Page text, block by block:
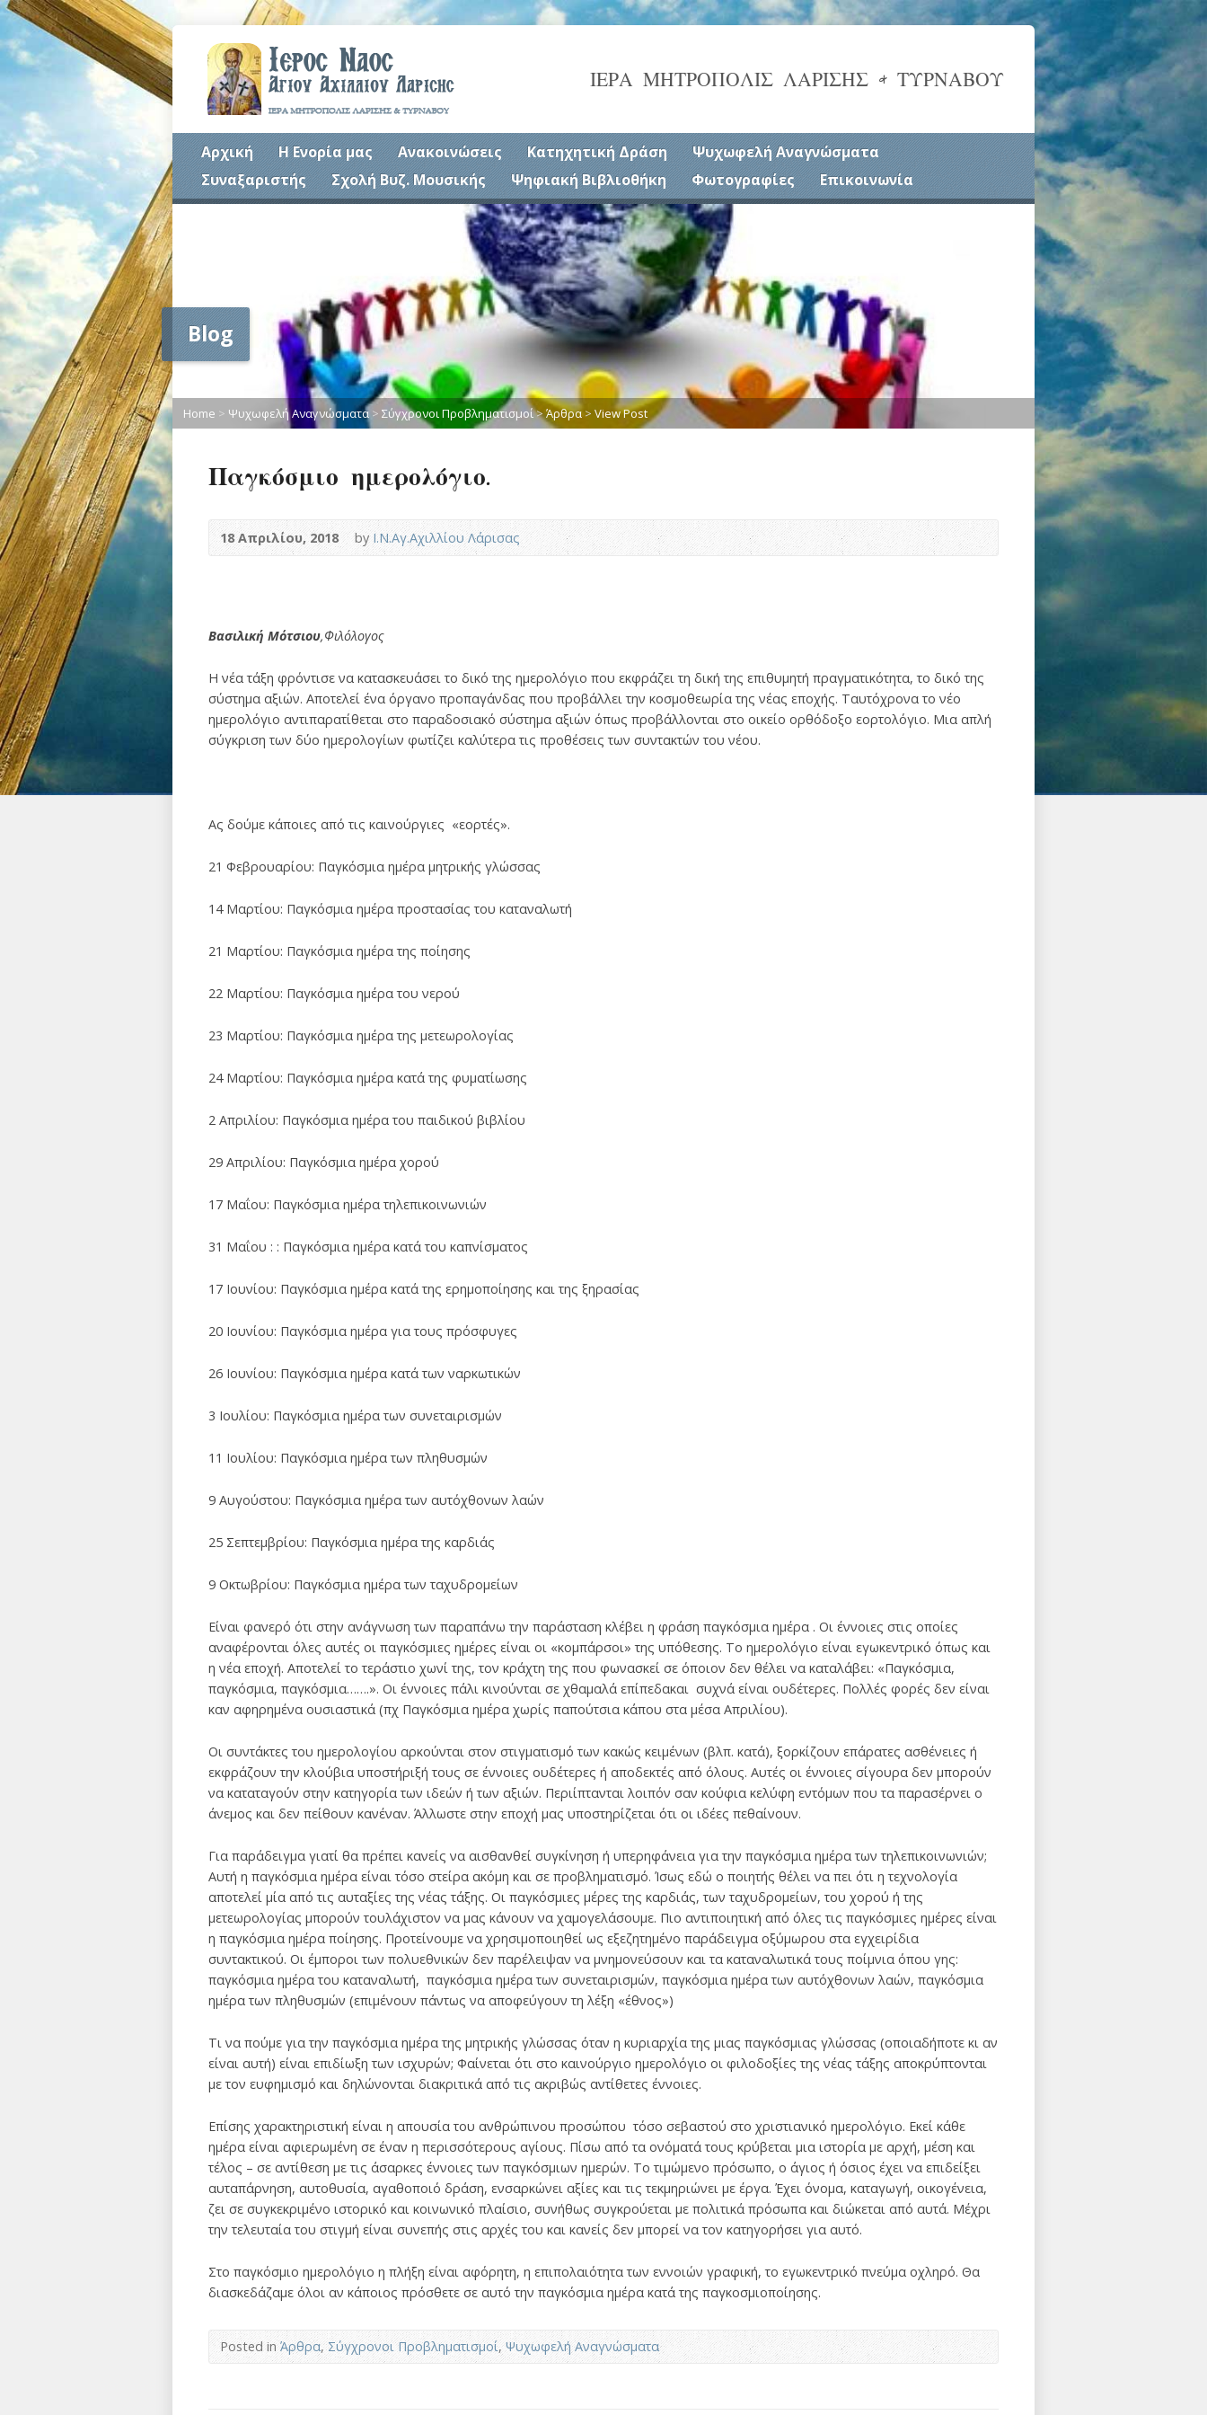
ΙΕΡΑ ΜΗΤΡΟΠΟΛΙΣ ΛΑΡΙΣΗΣ & ΤΥΡΝΑΒΟΥ
Αρχική Η Ενορία μας Ανακοινώσεις Κατηχητική Δράση
Ψυχωφελή Αναγνώσματα
Συναξαριστής
Σχολή Βυζ. Μουσικής Ψηφιακή Βιβλιοθήκη Φωτογραφίες Επικοινωνία
Blog
Home > Ψυχωφελή Αναγνώσματα > Σύγχρονοι Προβληματισμοί>Άρθρα > View Post
Παγκόσμιο ημερολόγιο.
18 Απριλίου, 2018 by Ι.Ν.Αγ.Αχιλλίου Λάρισας
Βασιλική Μότσιου,Φιλόλογος
Η νέα τάξη φρόντισε να κατασκευάσει το δικό της ημερολόγιο που εκφράζει τη δική της επιθυμητή πραγματικότητα, το δικό της
σύστημα αξιών. Αποτελεί ένα όργανο προπαγάνδας που προβάλλει την κοσμοθεωρία της νέας εποχής. Ταυτόχρονα το νέο
ημερολόγιο αντιπαρατίθεται στο παραδοσιακό σύστημα αξιών όπως προβάλλονται στο οικείο ορθόδοξο εορτολόγιο. Μια απλή
σύγκριση των δύο ημερολογίων φωτίζει καλύτερα τις προθέσεις των συντακτών του νέου.
Ας δούμε κάποιες από τις καινούργιες «εορτές».
21 Φεβρουαρίου: Παγκόσμια ημέρα μητρικής γλώσσας
14 Μαρτίου: Παγκόσμια ημέρα προστασίας του καταναλωτή
21 Μαρτίου: Παγκόσμια ημέρα της ποίησης
22 Μαρτίου: Παγκόσμια ημέρα του νερού
23 Μαρτίου: Παγκόσμια ημέρα της μετεωρολογίας
24 Μαρτίου: Παγκόσμια ημέρα κατά της φυματίωσης
2 Απριλίου: Παγκόσμια ημέρα του παιδικού βιβλίου
29 Απριλίου: Παγκόσμια ημέρα χορού
17 Μαΐου: Παγκόσμια ημέρα τηλεπικοινωνιών
31 Μαΐου : : Παγκόσμια ημέρα κατά του καπνίσματος
17 Ιουνίου: Παγκόσμια ημέρα κατά της ερημοποίησης και της ξηρασίας
20 Ιουνίου: Παγκόσμια ημέρα για τους πρόσφυγες
26 Ιουνίου: Παγκόσμια ημέρα κατά των ναρκωτικών
3 Ιουλίου: Παγκόσμια ημέρα των συνεταιρισμών
11 Ιουλίου: Παγκόσμια ημέρα των πληθυσμών
9 Αυγούστου: Παγκόσμια ημέρα των αυτόχθονων λαών
25 Σεπτεμβρίου: Παγκόσμια ημέρα της καρδιάς
9 Οκτωβρίου: Παγκόσμια ημέρα των ταχυδρομείων
Είναι φανερό ότι στην ανάγνωση των παραπάνω την παράσταση κλέβει η φράση παγκόσμια ημέρα . Οι έννοιες στις οποίες
αναφέρονται όλες αυτές οι παγκόσμιες ημέρες είναι οι «κομπάρσοι» της υπόθεσης. Το ημερολόγιο είναι εγωκεντρικό όπως και
η νέα εποχή. Αποτελεί το τεράστιο χωνί της, τον κράχτη της που φωνασκεί σε όποιον δεν θέλει να καταλάβει: «Παγκόσμια,
παγκόσμια, παγκόσμια…….». Οι έννοιες πάλι κινούνται σε χθαμαλά επίπεδακαι συχνά είναι ουδέτερες. Πολλές φορές δεν είναι
καν αφηρημένα ουσιαστικά (πχ Παγκόσμια ημέρα χωρίς παπούτσια κάπου στα μέσα Απριλίου).
Οι συντάκτες του ημερολογίου αρκούνται στον στιγματισμό των κακώς κειμένων (βλπ. κατά), ξορκίζουν επάρατες ασθένειες ή
εκφράζουν την κλούβια υποστήριξή τους σε έννοιες ουδέτερες ή αποδεκτές από όλους. Αυτές οι έννοιες σίγουρα δεν μπορούν
να καταταγούν στην κατηγορία των ιδεών ή των αξιών. Περιίπτανται λοιπόν σαν κούφια κελύφη εντόμων που τα παρασέρνει ο
άνεμος και δεν πείθουν κανέναν. Άλλωστε στην εποχή μας υποστηρίζεται ότι οι ιδέες πεθαίνουν.
Για παράδειγμα γιατί θα πρέπει κανείς να αισθανθεί συγκίνηση ή υπερηφάνεια για την παγκόσμια ημέρα των τηλεπικοινωνιών;
Αυτή η παγκόσμια ημέρα είναι τόσο στείρα ακόμη και σε προβληματισμό. Ίσως εδώ ο ποιητής θέλει να πει ότι η τεχνολογία
αποτελεί μία από τις αυταξίες της νέας τάξης. Οι παγκόσμιες μέρες της καρδιάς, των ταχυδρομείων, του χορού ή της
μετεωρολογίας μπορούν τουλάχιστον να μας κάνουν να χαμογελάσουμε. Πιο αντιποιητική από όλες τις παγκόσμιες ημέρες είναι
η παγκόσμια ημέρα ποίησης. Προτείνουμε να χρησιμοποιηθεί ως εξεζητημένο παράδειγμα οξύμωρου στα εγχειρίδια
συντακτικού. Οι έμποροι των πολυεθνικών δεν παρέλειψαν να μνημονεύσουν και τα καταναλωτικά τους ποίμνια όπου γης:
παγκόσμια ημέρα του καταναλωτή, παγκόσμια ημέρα των συνεταιρισμών, παγκόσμια ημέρα των αυτόχθονων λαών, παγκόσμια
ημέρα των πληθυσμών (επιμένουν πάντως να αποφεύγουν τη λέξη «έθνος»)
Τι να πούμε για την παγκόσμια ημέρα της μητρικής γλώσσας όταν η κυριαρχία της μιας παγκόσμιας γλώσσας (οποιαδήποτε κι αν
είναι αυτή) είναι επιδίωξη των ισχυρών; Φαίνεται ότι στο καινούργιο ημερολόγιο οι φιλοδοξίες της νέας τάξης αποκρύπτονται
με τον ευφημισμό και δηλώνονται διακριτικά από τις ακριβώς αντίθετες έννοιες.
Επίσης χαρακτηριστική είναι η απουσία του ανθρώπινου προσώπου τόσο σεβαστού στο χριστιανικό ημερολόγιο. Εκεί κάθε
ημέρα είναι αφιερωμένη σε έναν η περισσότερους αγίους. Πίσω από τα ονόματά τους κρύβεται μια ιστορία με αρχή, μέση και
τέλος – σε αντίθεση με τις άσαρκες έννοιες των παγκόσμιων ημερών. Το τιμώμενο πρόσωπο, ο άγιος ή όσιος έχει να επιδείξει
αυταπάρνηση, αυτοθυσία, αγαθοποιό δράση, ενσαρκώνει αξίες και τις τεκμηριώνει με έργα. Έχει όνομα, καταγωγή, οικογένεια,
ζει σε συγκεκριμένο ιστορικό και κοινωνικό πλαίσιο, συνήθως συγκρούεται με πολιτικά πρόσωπα και διώκεται από αυτά. Μέχρι
την τελευταία του στιγμή είναι συνεπής στις αρχές του και κανείς δεν μπορεί να τον κατηγορήσει για αυτό.
Στο παγκόσμιο ημερολόγιο η πλήξη είναι αφόρητη, η επιπολαιότητα των εννοιών γραφική, το εγωκεντρικό πνεύμα οχληρό. Θα
διασκεδάζαμε όλοι αν κάποιος πρόσθετε σε αυτό την παγκόσμια ημέρα κατά της παγκοσμιοποίησης.
Posted inΆρθρα,Σύγχρονοι Προβληματισμοί, Ψυχωφελή Αναγνώσματα